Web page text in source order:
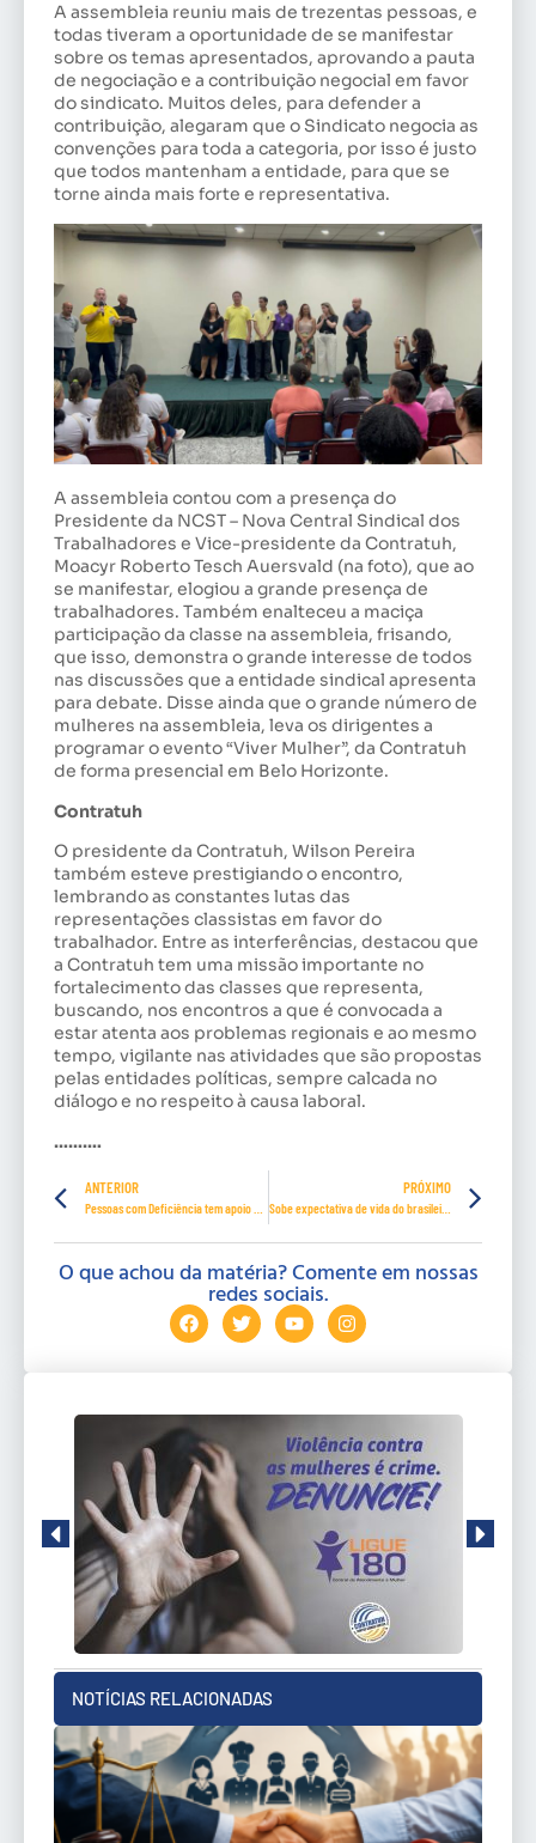
A assembleia reuniu mais de trezentas pessoas, e
todas tiveram a oportunidade de se manifestar
sobre os temas apresentados, aprovando a pauta
de negociação e a contribuição negocial em favor
do sindicato. Muitos deles, para defender a
contribuição, alegaram que o Sindicato negocia as
convenções para toda a categoria, por isso é justo
que todos mantenham a entidade, para que se
torne ainda mais forte e representativa.
A assembleia contou com a presença do
Presidente da NCST – Nova Central Sindical dos
Trabalhadores e Vice-presidente da Contratuh,
Moacyr Roberto Tesch Auersvald (na foto), que ao
se manifestar, elogiou a grande presença de
trabalhadores. Também enalteceu a maciça
participação da classe na assembleia, frisando,
que isso, demonstra o grande interesse de todos
nas discussões que a entidade sindical apresenta
para debate. Disse ainda que o grande número de
mulheres na assembleia, leva os dirigentes a
programar o evento “Viver Mulher”, da Contratuh
de forma presencial em Belo Horizonte.
Contratuh
O presidente da Contratuh, Wilson Pereira
também esteve prestigiando o encontro,
lembrando as constantes lutas das
representações classistas em favor do
trabalhador. Entre as interferências, destacou que
a Contratuh tem uma missão importante no
fortalecimento das classes que representa,
buscando, nos encontros a que é convocada a
estar atenta aos problemas regionais e ao mesmo
tempo, vigilante nas atividades que são propostas
pelas entidades políticas, sempre calcada no
diálogo e no respeito à causa laboral.
……….
ANTERIOR PRÓXIMO
Sobe expectativa de vida do brasileiro, mostra o IBGE
O que achou da matéria? Comente em nossas
redes sociais.
NOTÍCIAS RELACIONADAS